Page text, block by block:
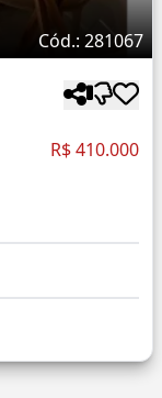
Cód.: 281067
R$ 410.000